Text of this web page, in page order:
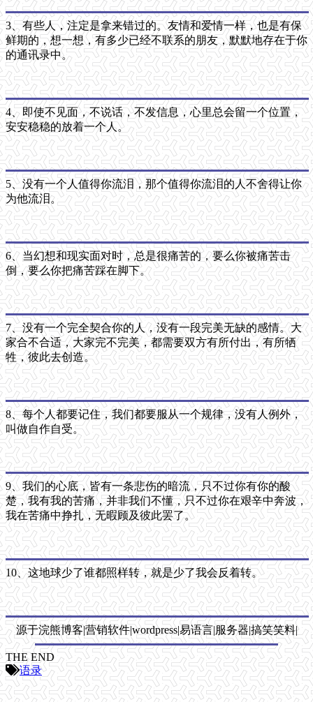
3、有些人，注定是拿来错过的。友情和爱情一样，也是有保
鲜期的，想一想，有多少已经不联系的朋友，默默地存在于你
的通讯录中。
4、即使不见面，不说话，不发信息，心里总会留一个位置，
安安稳稳的放着一个人。
5、没有一个人值得你流泪，那个值得你流泪的人不舍得让你
为他流泪。
6、当幻想和现实面对时，总是很痛苦的，要么你被痛苦击
倒，要么你把痛苦踩在脚下。
7、没有一个完全契合你的人，没有一段完美无缺的感情。大
家合不合适，大家完不完美，都需要双方有所付出，有所牺
牲，彼此去创造。
8、每个人都要记住，我们都要服从一个规律，没有人例外，
叫做自作自受。
9、我们的心底，皆有一条悲伤的暗流，只不过你有你的酸
楚，我有我的苦痛，并非我们不懂，只不过你在艰辛中奔波，
我在苦痛中挣扎，无暇顾及彼此罢了。
10、这地球少了谁都照样转，就是少了我会反着转。
源于浣熊博客|营销软件|wordpress|易语言|服务器|搞笑笑料|
THE END
语录